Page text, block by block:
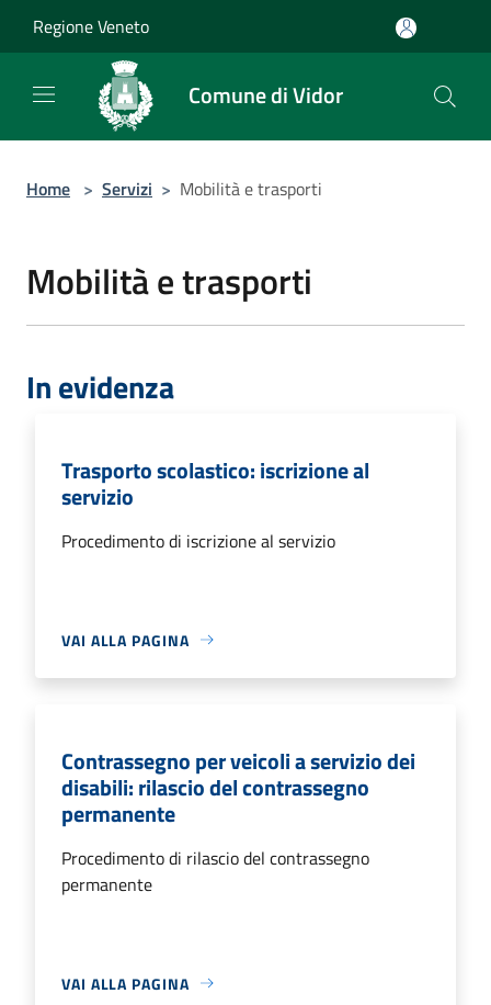
Regione Veneto
Comune di Vidor
Home > Servizi > Mobilità e trasporti
Mobilità e trasporti
In evidenza
Trasporto scolastico: iscrizione al
servizio
Procedimento di iscrizione al servizio
VAI ALLA PAGINA
Contrassegno per veicoli a servizio dei
disabili: rilascio del contrassegno
permanente
Procedimento di rilascio del contrassegno
permanente
VAI ALLA PAGINA